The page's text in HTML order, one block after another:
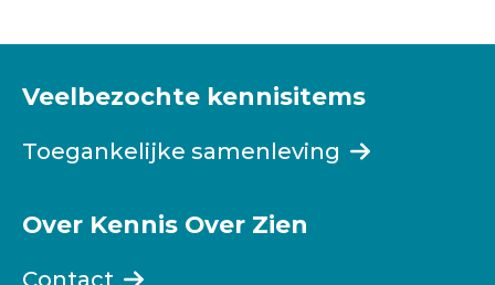
Veelbezochte kennisitems
Toegankelijke samenleving
Over Kennis Over Zien
Contact